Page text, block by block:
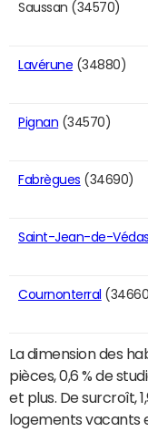
Saussan (34570)
Lavérune (34880)
Pignan (34570)
Fabrègues (34690)
Saint-Jean-de-Védas
Cournonterral
La dimension des
pièces, 0,6 % de
et plus. De surcroît,
logements vacants